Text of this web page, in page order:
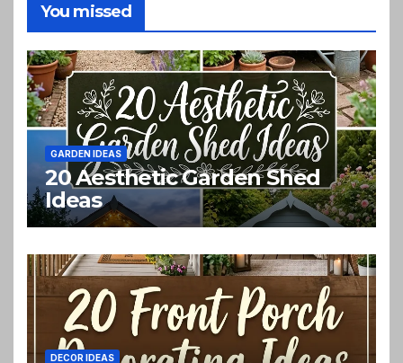
You missed
GARDEN IDEAS
20 Aesthetic Garden Shed
Ideas
DECOR IDEAS